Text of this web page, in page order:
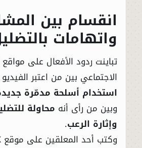
انقسام بين
واتهامات
تباينت ردود الأفعال على
الاجتماعي بين من اعتبر الفيديو
استخدام أسلحة مدمّرة
وبين من رأى أنه محاولة
وإثارة الرعب.
وكتب أحد المعلقين على موقع X (تويتر سابقًا):